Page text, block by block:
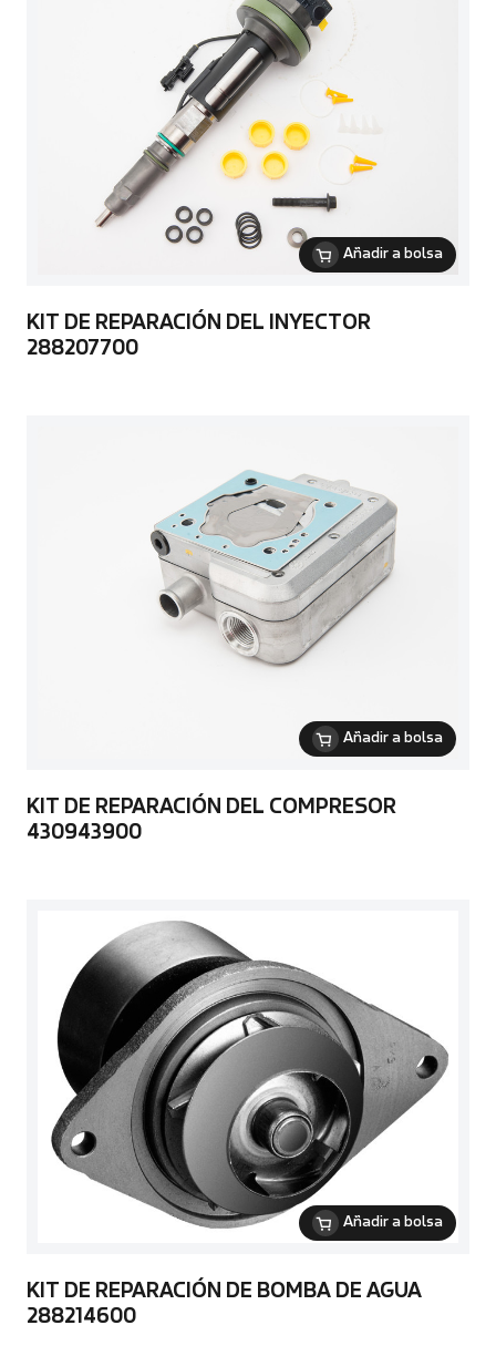
Añadir a bolsa
KIT DE REPARACIÓN DEL INYECTOR
288207700
Añadir a bolsa
KIT DE REPARACIÓN DEL COMPRESOR
430943900
Añadir a bolsa
KIT DE REPARACIÓN DE BOMBA DE AGUA
288214600